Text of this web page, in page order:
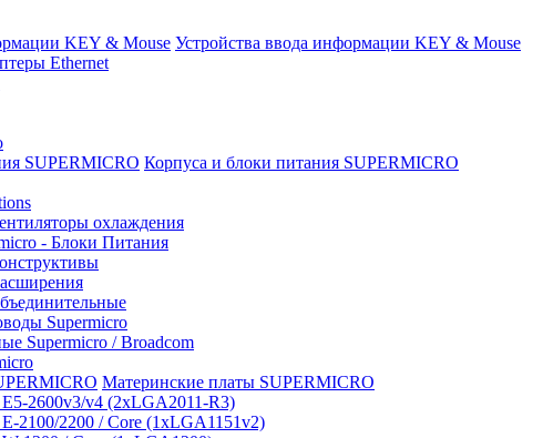
Устройства ввода информации KEY & Mouse
Ethernet
Корпуса и блоки питания SUPERMICRO
охлаждения
- Блоки Питания
Supermicro
Supermicro / Broadcom
Материнские платы SUPERMICRO
2600v3/v4 (2xLGA2011-R3)
2100/2200 / Core (1xLGA1151v2)